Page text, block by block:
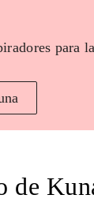
para
de